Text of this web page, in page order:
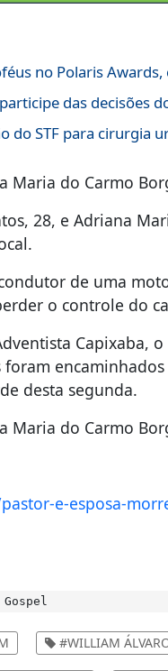
no Polaris Awards,
das decisões
do STF para cirurgia
Maria do Carmo
28, e Adriana
de uma
o controle do
Capixaba, o
foram
desta segunda.
Maria do Carmo
e-esposa-
#WILLIAM